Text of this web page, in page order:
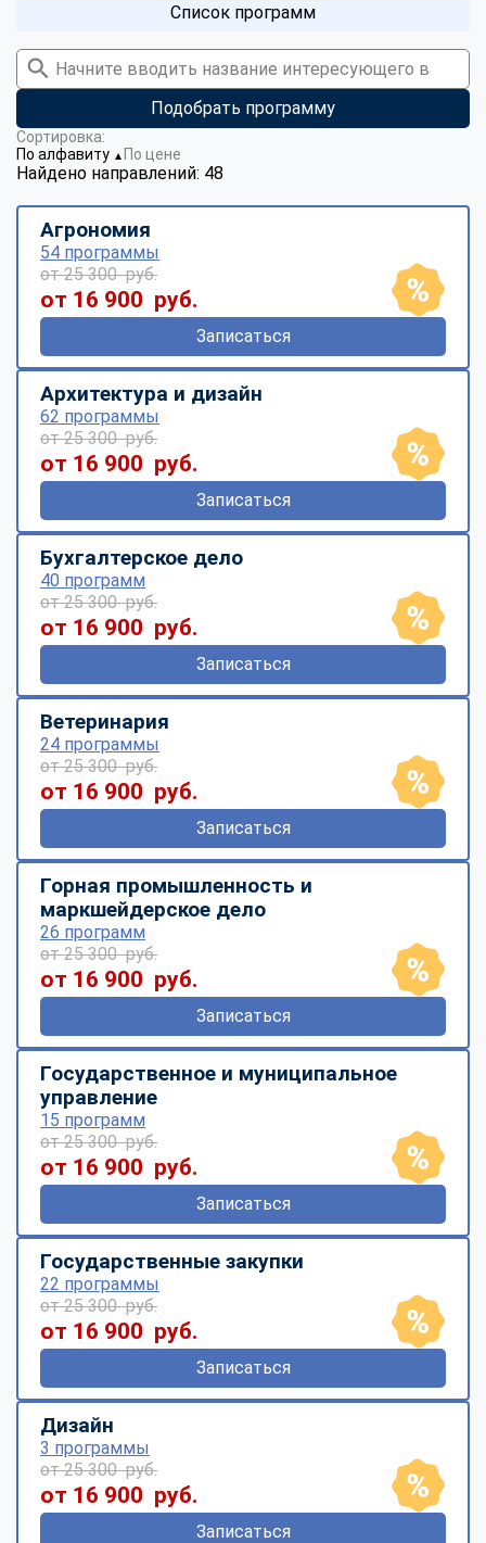
Список программ
Подобрать программу
Найдено направлений: 48
Сортировка:
По алфавиту ▼ По цене
Агрономия
54 программы
от 25 300 руб.
от 16 900 руб.
Записаться
Архитектура и дизайн
62 программы
от 25 300 руб.
от 16 900 руб.
Записаться
Бухгалтерское дело
40 программ
от 25 300 руб.
от 16 900 руб.
Записаться
Ветеринария
24 программы
от 25 300 руб.
от 16 900 руб.
Записаться
Горная промышленность и
маркшейдерское дело
26 программ
от 25 300 руб.
от 16 900 руб.
Записаться
Государственное и муниципальное
управление
15 программ
от 25 300 руб.
от 16 900 руб.
Записаться
Государственные закупки
22 программы
от 25 300 руб.
от 16 900 руб.
Записаться
Дизайн
3 программы
от 25 300 руб.
от 16 900 руб.
Записаться